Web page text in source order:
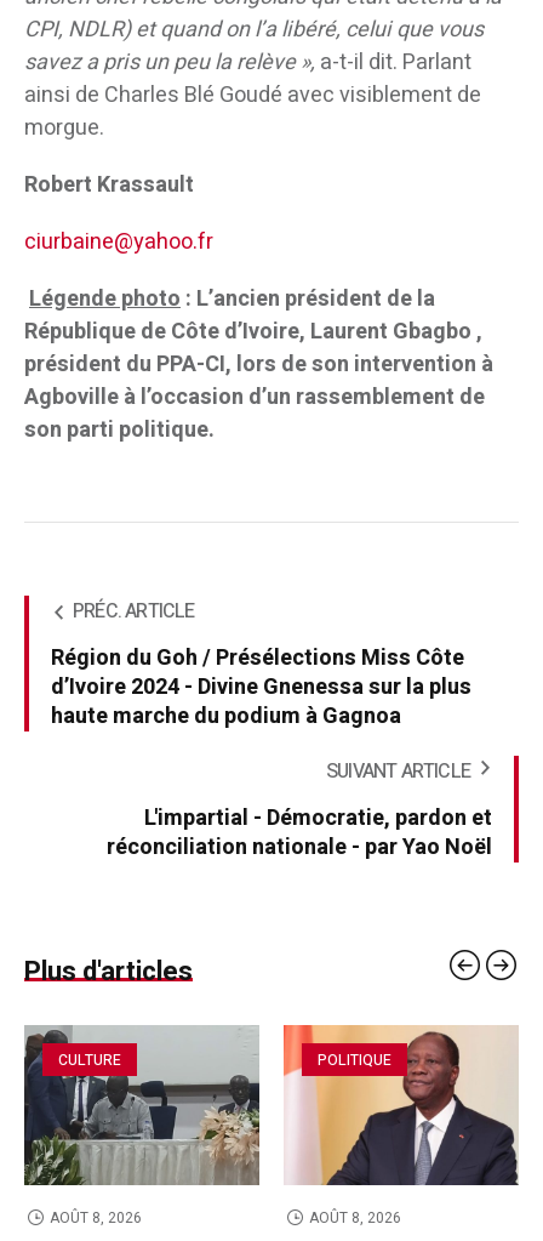
CPI, NDLR) et quand on l’a libéré, celui que vous
savez a pris un peu la relève », a-t-il dit. Parlant
ainsi de Charles Blé Goudé avec visiblement de
morgue.
Robert Krassault
ciurbaine@yahoo.fr
Légende photo: L’ancien président de la
République de Côte d’Ivoire, Laurent Gbagbo ,
président du PPA-CI, lors de son intervention à
Agboville à l’occasion d’un rassemblement de
son parti politique.
PRÉC. ARTICLE
Région du Goh / Présélections Miss Côte
d’Ivoire 2024 - Divine Gnenessa sur la plus
haute marche du podium à Gagnoa
SUIVANT ARTICLE
L'impartial - Démocratie, pardon et
réconciliation nationale - par Yao Noël
Plus d'articles
CULTURE
AOÛT 8, 2026
POLITIQUE
AOÛT 8, 2026